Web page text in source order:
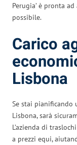
Perugia’ è pronta
possibile.
Carico
Lisbona
Se stai pianificando
Lisbona, sarà
L’azienda di
a prezzi equi,